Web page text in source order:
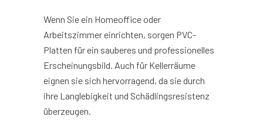
Wenn Sie ein Homeoffice oder
Arbeitszimmer einrichten, sorgen PVC-
Platten für ein sauberes und professionelles
Erscheinungsbild. Auch für Kellerräume
eignen sie sich hervorragend, da sie durch
ihre Langlebigkeit und Schädlingsresistenz
überzeugen.